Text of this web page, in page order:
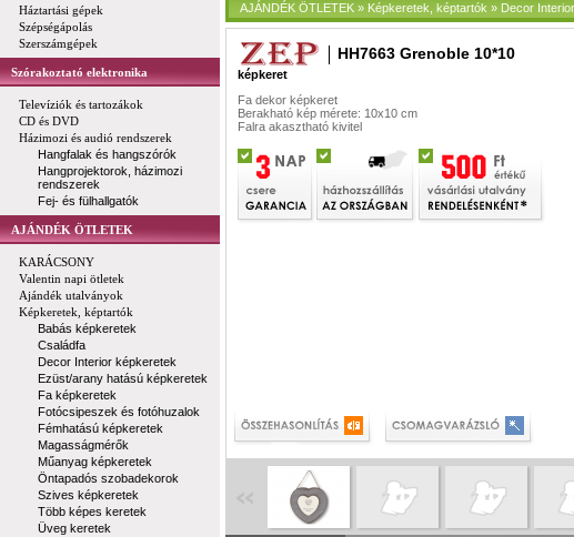
Háztartási gépek
Szépségápolás
Szerszámgépek
Szórakoztató elektronika
Televíziók és tartozákok
CD és DVD
Házimozi és audió rendszerek
Hangfalak és hangszórók
Hangprojektorok, házimozi
rendszerek
Fej- és fülhallgatók
AJÁNDÉK ÖTLETEK
KARÁCSONY
Valentin napi ötletek
Ajándék utalványok
Képkeretek, képtartók
Babás képkeretek
Családfa
Decor Interior képkeretek
Ezüst/arany hatású képkeretek
Fa képkeretek
Fotócsipeszek és fotóhuzalok
Fémhatású képkeretek
Magasságmérők
Műanyag képkeretek
Öntapadós szobadekorok
Szives képkeretek
Több képes keretek
Üveg keretek
AJÁNDÉK ÖTLETEK » Képkeretek, képtartók » Decor
HH7663 Grenoble 10*10
képkeret
Fa dekor képkeret
Berakható kép mérete: 10x10 cm
Falra akasztható kivitel